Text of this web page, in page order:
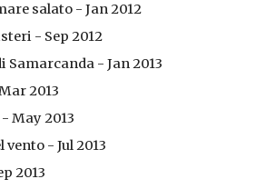
salato - Jan 2012
- Sep 2012
Samarcanda - Jan 2013
2013
May 2013
- Jul 2013
2013